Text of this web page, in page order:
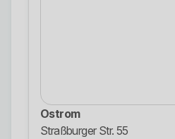
Ostrom
Straßburger Str. 55